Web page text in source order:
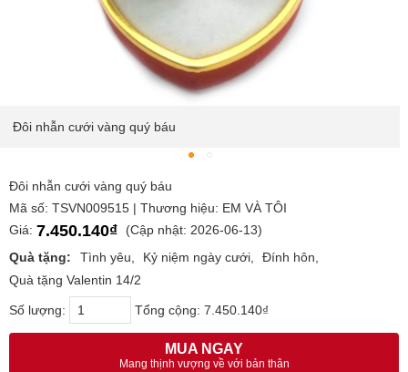
Đôi nhẫn cưới vàng quý báu
Đôi nhẫn cưới vàng quý báu
Mã số: TSVN009515 | Thương hiệu: EM VÀ TÔI
Giá: 7.450.140₫
(Cập nhật: 2026-06-13)
Quà tặng:
Tình yêu Kỷ niệm ngày cưới
Đính hôn
Quà tặng Valentin 14/2
Số lượng: Tổng cộng: 7.450.140₫
MUA NGAY
Mang thịnh vượng về với bản thân